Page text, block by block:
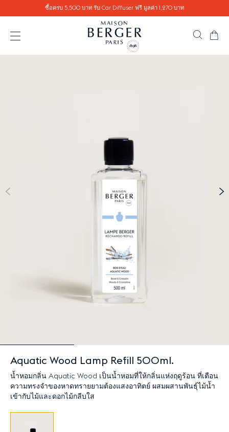
Go directly to contentซื้อครบ 5,500 บาท รับ Car Diffuser ฟรี มูลค่า 1,270 บาท
เปิดเมนู ค้นหา
Aquatic Wood Lamp Refill 500ml.
น้ำหอมกลิ่น Aquatic Wood เป็นน้ำหอมที่ให้กลิ่นแห่งฤดูร้อน ที่เตือน
ความทรงจำของหาดทรายยามต้องแสงอาทิตย์ ผสมผสานพันธุ์ไม้น้ำ
เข้ากับไม้และดอกไม้กลีบใส